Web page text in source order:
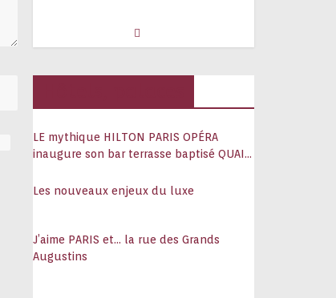
LE mythique HILTON PARIS OPÉRA
inaugure son bar terrasse baptisé QUAI
Les nouveaux enjeux du luxe
J’aime PARIS et… la rue des Grands
Augustins